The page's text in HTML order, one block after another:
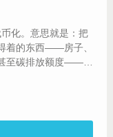
化。意思就是：把
着的东西——房子、
至碳排放额度——用